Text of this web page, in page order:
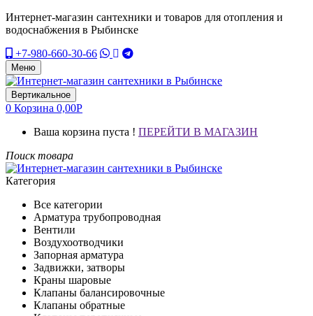
Интернет-магазин сантехники и товаров для отопления и
водоснабжения в Рыбинске
+7-980-660-30-66
Меню
Вертикальное
0 Корзина 0,00Р
Ваша корзина пуста ! ПЕРЕЙТИ В МАГАЗИН
Поиск товара
Категория
Все категории
Арматура трубопроводная
Вентили
Воздухоотводчики
Запорная арматура
Задвижки, затворы
Краны шаровые
Клапаны балансировочные
Клапаны обратные